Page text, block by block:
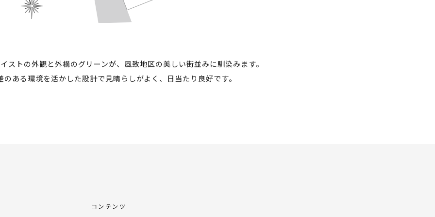
ストの外観と外構のグリーンが、風致地区の美しい街並みに馴染みます。
のある環境を活かした設計で見晴らしがよく、日当たり良好です。
コンテンツ